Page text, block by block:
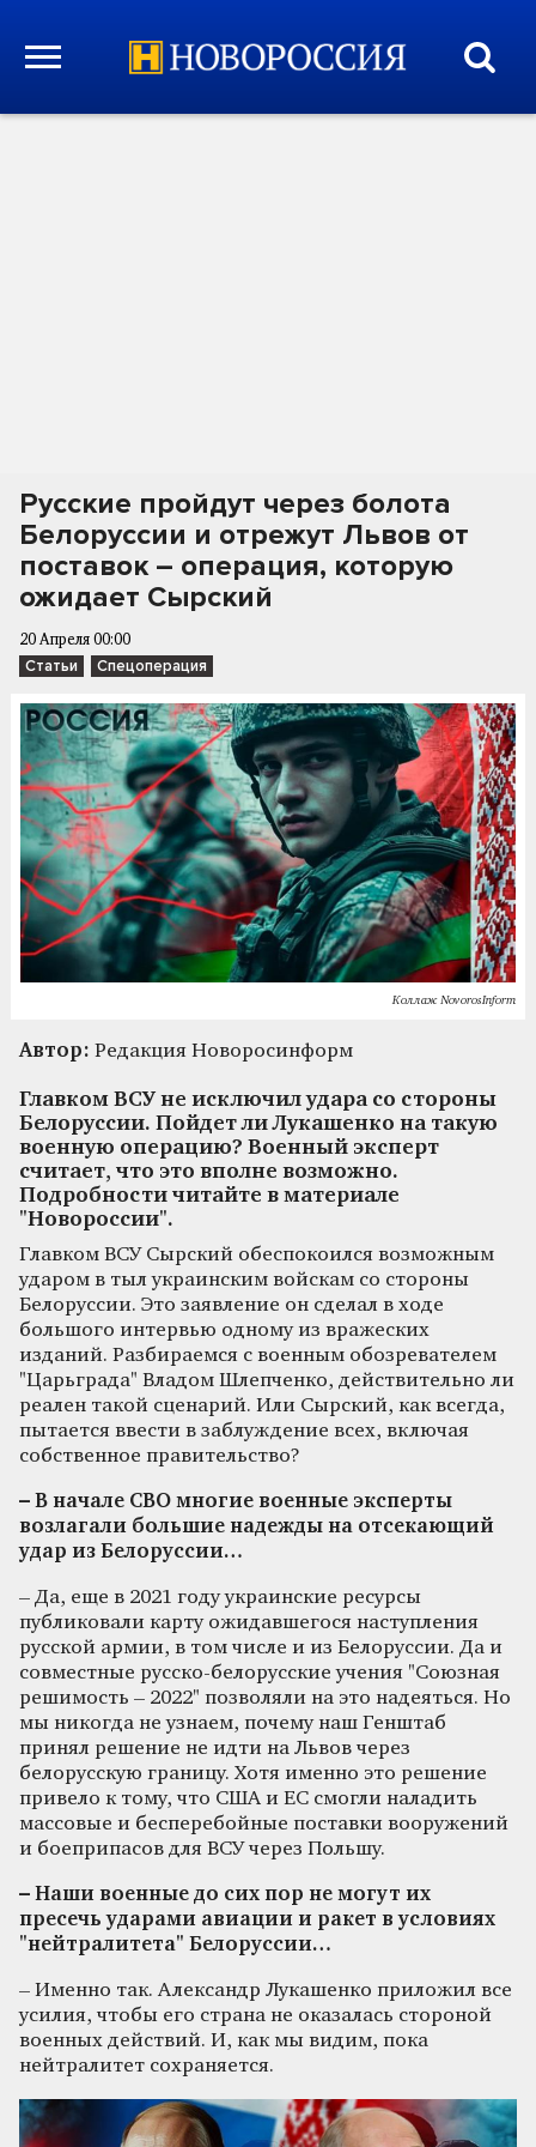
Русские пройдут через болота
Белоруссии и отрежут Львов от
поставок – операция, которую
ожидает Сырский
20 Апреля 00:00
Статьи Спецоперация
Коллаж NovorosInform
Автор: Редакция Новоросинформ
Главком ВСУ не исключил удара со стороны
Белоруссии. Пойдет ли Лукашенко на такую
военную операцию? Военный эксперт
считает, что это вполне возможно.
Подробности читайте в материале
"Новороссии".
Главком ВСУ Сырский обеспокоился возможным
ударом в тыл украинским войскам со стороны
Белоруссии. Это заявление он сделал в ходе
большого интервью одному из вражеских
изданий. Разбираемся с военным обозревателем
"Царьграда" Владом Шлепченко, действительно ли
реален такой сценарий. Или Сырский, как всегда,
пытается ввести в заблуждение всех, включая
собственное правительство?
– В начале СВО многие военные эксперты
возлагали большие надежды на отсекающий
удар из Белоруссии…
– Да, еще в 2021 году украинские ресурсы
публиковали карту ожидавшегося наступления
русской армии, в том числе и из Белоруссии. Да и
совместные русско-белорусские учения "Союзная
решимость – 2022" позволяли на это надеяться. Но
мы никогда не узнаем, почему наш Генштаб
принял решение не идти на Львов через
белорусскую границу. Хотя именно это решение
привело к тому, что США и ЕС смогли наладить
массовые и бесперебойные поставки вооружений
и боеприпасов для ВСУ через Польшу.
– Наши военные до сих пор не могут их
пресечь ударами авиации и ракет в условиях
"нейтралитета" Белоруссии…
– Именно так. Александр Лукашенко приложил все
усилия, чтобы его страна не оказалась стороной
военных действий. И, как мы видим, пока
нейтралитет сохраняется.